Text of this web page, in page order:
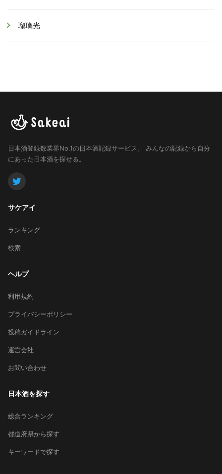
瑠璃光
日本酒登録数業界No.1の日本酒記録サービス。
みんなの記録から自分
にあった日本酒を探せる。
サケアイ
ランキング
検索
ヘルプ
利用規約
プライバシーポリシー
投稿ガイドライン
運営会社
お問い合わせ
日本酒を探す
総合ランキング
都道府県から探す
キーワードで探す